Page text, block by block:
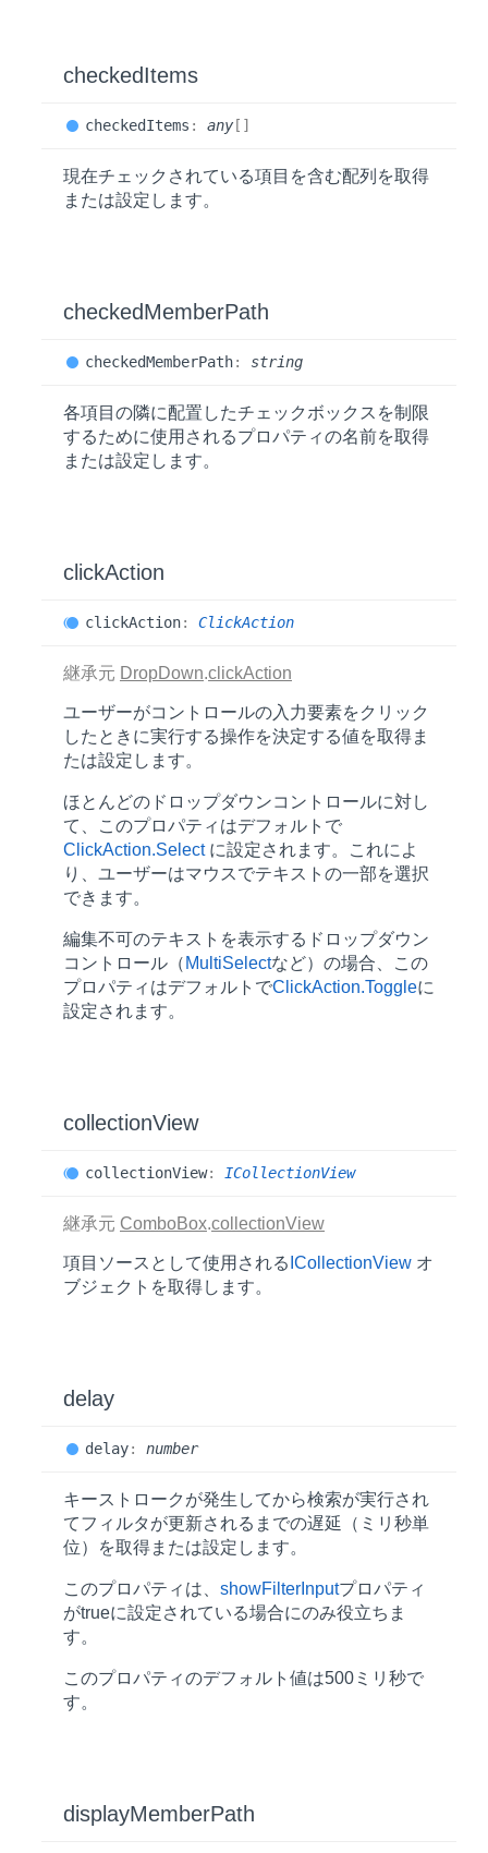
checkedItems
checkedItems : any[]
現在チェックされている項目を含む配列を取得
または設定します。
checkedMemberPath
checkedMemberPath: string
各項目の隣に配置したチェックボックスを制限
するために使用されるプロパティの名前を取得
または設定します。
clickAction
clickAction: ClickAction
継承元 DropDown.clickAction
ユーザーがコントロールの入力要素をクリック
したときに実行する操作を決定する値を取得ま
たは設定します。
ほとんどのドロップダウンコントロールに対し
て、このプロパティはデフォルトで
ClickAction.Selectに設定されます。これによ
り、ユーザーはマウスでテキストの一部を選択
できます。
編集不可のテキストを表示するドロップダウン
コントロール（ MultiSelectなど）の場合、この
プロパティはデフォルトでClickAction.Toggleに
設定されます。
collectionView
collectionView: ICollectionView
継承元 ComboBox.collectionView
項目ソースとして使用される ICollectionView オ
ブジェクトを取得します。
delay
delay: number
キーストロークが発生してから検索が実行され
てフィルタが更新されるまでの遅延（ミリ秒単
位）を取得または設定します。
このプロパティは、 showFilterInputプロパティ
がtrueに設定されている場合にのみ役立ちま
す。
このプロパティのデフォルト値は500 ミリ秒で
す。
displayMemberPath